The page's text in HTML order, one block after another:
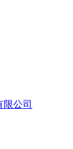
公司